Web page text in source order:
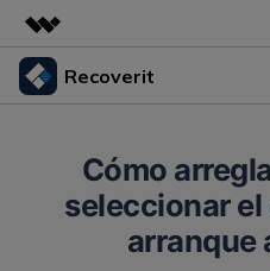
Productos destacados
Utilidades
Empresas
Resumen
Recoverit
Recoverit para
Líder en recuperación
Funciones
Cómo
seleccionar
arranque